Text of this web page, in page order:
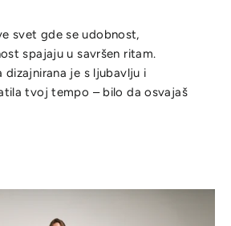
svet gde se udobnost,
spajaju u savršen ritam.
dizajnirana je s ljubavlju i
tvoj tempo – bilo da osvajaš